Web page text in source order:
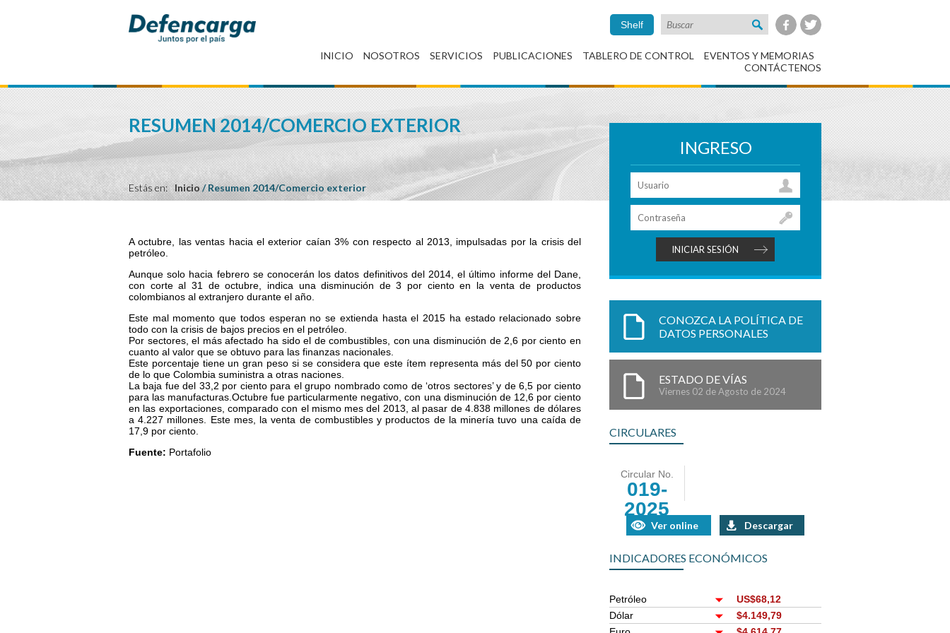
Shelf
INICIO NOSOTROS SERVICIOS PUBLICACIONES TABLERO DE CONTROL
EVENTOS Y MEMORIAS
CONTÁCTENOS
RESUMEN 2014/COMERCIO EXTERIOR
Estás en: Inicio/Resumen 2014/Comercio exterior
A octubre, las ventas hacia el exterior caían 3% con respecto al 2013, impulsadas por la crisis del
petróleo.
Aunque solo hacia febrero se conocerán los datos definitivos del 2014, el último informe del Dane,
con corte al 31 de octubre, indica una disminución de 3 por ciento en la venta de productos
colombianos al extranjero durante el año.
Este mal momento que todos esperan no se extienda hasta el 2015 ha estado relacionado sobre
todo con la crisis de bajos precios en el petróleo.
Por sectores, el más afectado ha sido el de combustibles, con una disminución de 2,6 por ciento en
cuanto al valor que se obtuvo para las finanzas nacionales.
Este porcentaje tiene un gran peso si se considera que este ítem representa más del 50 por ciento
de lo que Colombia suministra a otras naciones.
La baja fue del 33,2 por ciento para el grupo nombrado como de ‘otros sectores’ y de 6,5 por ciento
para las manufacturas.Octubre fue particularmente negativo, con una disminución de 12,6 por ciento
en las exportaciones, comparado con el mismo mes del 2013, al pasar de 4.838 millones de dólares
a 4.227 millones. Este mes, la venta de combustibles y productos de la minería tuvo una caída de
17,9 por ciento.
Fuente: Portafolio
INGRESO
CONOZCA LA POLÍTICA DE
DATOS PERSONALES
ESTADO DE VÍAS
Viernes 02 de Agosto de 2024
CIRCULARES
Circular No.
019-
2025
Ver online Descargar
INDICADORES ECONÓMICOS
Petróleo
US$68,12
Dólar
$4.149,79